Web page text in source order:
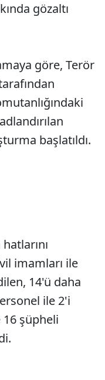
gözaltı
göre, Terör
başlatıldı.
imamları ile
14'ü daha
ile 2'i
şüpheli